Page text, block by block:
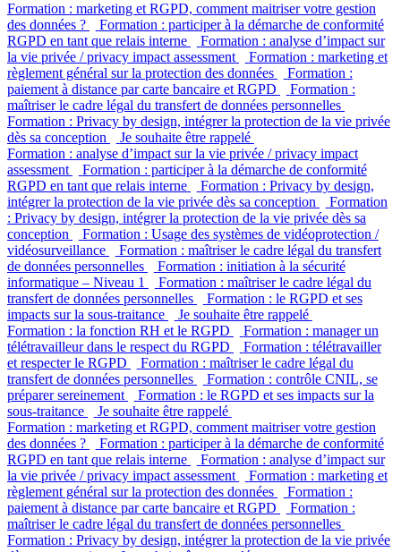
Formation : marketing et RGPD, comment maitriser votre gestion
des données ?
Formation : participer à la démarche de conformité
RGPD en tant que relais interne
Formation : analyse d’impact sur
la vie privée / privacy impact assessment
Formation : marketing et
règlement général sur la protection des données
Formation :
paiement à distance par carte bancaire et RGPD
Formation :
maîtriser le cadre légal du transfert de données personnelles
Formation : Privacy by design, intégrer la protection de la vie privée
dès sa conception
Je souhaite être rappelé
Formation : analyse d’impact sur la vie privée / privacy impact
assessment
Formation : participer à la démarche de conformité
RGPD en tant que relais interne
Formation : Privacy by design,
intégrer la protection de la vie privée dès sa conception
Formation
: Privacy by design, intégrer la protection de la vie privée dès sa
conception
Formation : Usage des systèmes de vidéoprotection /
vidéosurveillance
Formation : maîtriser le cadre légal du transfert
de données personnelles
Formation : initiation à la sécurité
informatique – Niveau 1
Formation : maîtriser le cadre légal du
transfert de données personnelles
Formation : le RGPD et ses
impacts sur la sous-traitance
Je souhaite être rappelé
Formation : la fonction RH et le RGPD
Formation : manager un
télétravailleur dans le respect du RGPD
Formation : télétravailler
et respecter le RGPD
Formation : maîtriser le cadre légal du
transfert de données personnelles
Formation : contrôle CNIL, se
préparer sereinement
Formation : le RGPD et ses impacts sur la
sous-traitance
Je souhaite être rappelé
Formation : marketing et RGPD, comment maitriser votre gestion
des données ?
Formation : participer à la démarche de conformité
RGPD en tant que relais interne
Formation : analyse d’impact sur
la vie privée / privacy impact assessment
Formation : marketing et
règlement général sur la protection des données
Formation :
paiement à distance par carte bancaire et RGPD
Formation :
maîtriser le cadre légal du transfert de données personnelles
Formation : Privacy by design, intégrer la protection de la vie privée